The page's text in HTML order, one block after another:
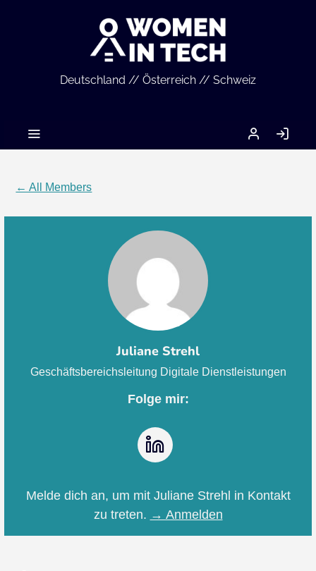
Deutschland // Österreich // Schweiz
MEIN
ACCOUNT
IN
← All Members
Juliane Strehl
Geschäftsbereichsleitung Digitale Dienstleistungen
Folge mir:
Melde dich an, um mit Juliane Strehl in Kontakt
zu treten. → Anmelden